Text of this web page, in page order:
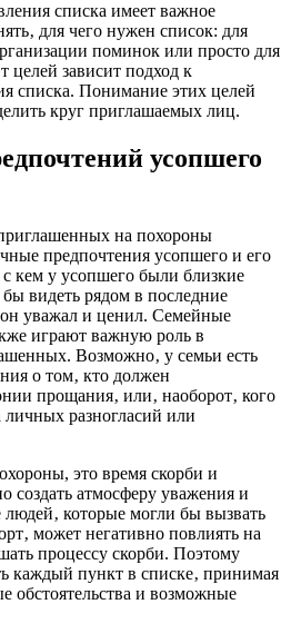
списка имеет важное
для чего нужен список: для
поминок или просто для
целей зависит подход к
списка. Понимание этих целей
круг приглашаемых лиц.
усопшего
на похороны
предпочтения усопшего и его
кем у усопшего были близкие
видеть рядом в последние
уважал и ценил. Семейные
играют важную роль в
Возможно‚ у семьи есть
о том‚ кто должен
прощания‚ или‚ наоборот‚ кого
личных разногласий или
это время скорби и
создать атмосферу уважения и
которые могли бы вызвать
может негативно повлиять на
процессу скорби. Поэтому
каждый пункт в списке‚ принимая
обстоятельства и возможные